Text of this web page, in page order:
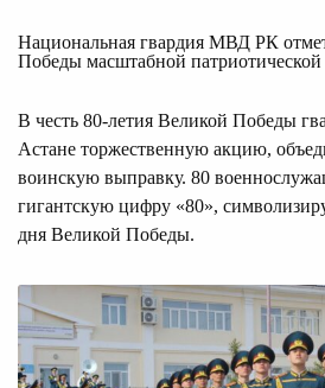
Национальная гвардия МВД РК
Победы масштабной патриотической
В честь 80-летия Великой Победы
Астане торжественную акцию,
воинскую выправку. 80
гигантскую цифру «80»,
дня Великой Победы.